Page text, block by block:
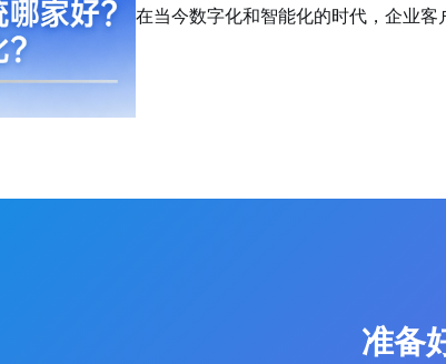
在当今数字化和智能化的时代，企业
准备